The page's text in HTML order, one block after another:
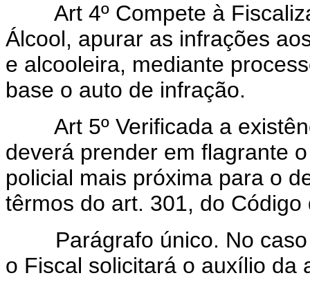
Art 4º Compete à
Álcool, apurar as infrações
e alcooleira, mediante
base o auto de infração.
Art 5º Verificada a
deverá prender em flagrante
policial mais próxima para o
têrmos do art. 301, do
Parágrafo único. No caso
o Fiscal solicitará o auxílio da